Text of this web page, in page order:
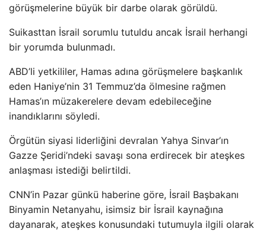
görüşmelerine büyük bir darbe olarak görüldü.
Suikasttan İsrail sorumlu tutuldu ancak İsrail herhangi
bir yorumda bulunmadı.
ABD’li yetkililer, Hamas adına görüşmelere başkanlık
eden Haniye’nin 31 Temmuz’da ölmesine rağmen
Hamas’ın müzakerelere devam edebileceğine
inandıklarını söyledi.
Örgütün siyasi liderliğini devralan Yahya Sinvar’ın
Gazze Şeridi’ndeki savaşı sona erdirecek bir ateşkes
anlaşması istediği belirtildi.
CNN’in Pazar günkü haberine göre, İsrail Başbakanı
Binyamin Netanyahu, isimsiz bir İsrail kaynağına
dayanarak, ateşkes konusundaki tutumuyla ilgili olarak